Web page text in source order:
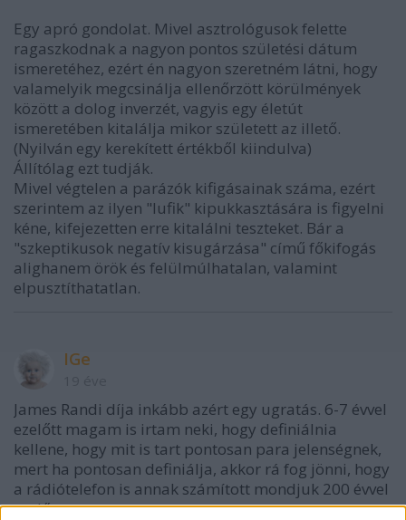
Egy apró gondolat. Mivel asztrológusok felette
ragaszkodnak a nagyon pontos születési dátum
ismeretéhez, ezért én nagyon szeretném látni, hogy
valamelyik megcsinálja ellenőrzött körülmények
között a dolog inverzét, vagyis egy életút
ismeretében kitalálja mikor született az illető.
(Nyilván egy kerekített értékből kiindulva)
Állítólag ezt tudják.
Mivel végtelen a parázók kifigásainak száma, ezért
szerintem az ilyen "lufik" kipukkasztására is figyelni
kéne, kifejezetten erre kitalálni teszteket. Bár a
"szkeptikusok negatív kisugárzása" című főkifogás
alighanem örök és felülmúlhatalan, valamint
elpusztíthatatlan.
IGe
James Randi díja inkább azért egy ugratás. 6-7 évvel
ezelőtt magam is irtam neki, hogy definiálnia
kellene, hogy mit is tart pontosan para jelenségnek,
mert ha pontosan definiálja, akkor rá fog jönni, hogy
a rádiótelefon is annak számított mondjuk 200 évvel
ezelőtt.